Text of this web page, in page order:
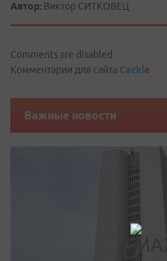
Автор: Виктор СИТКОВЕЦ
Comments are disabled
Комментарии для сайта Cackle
Важные новости